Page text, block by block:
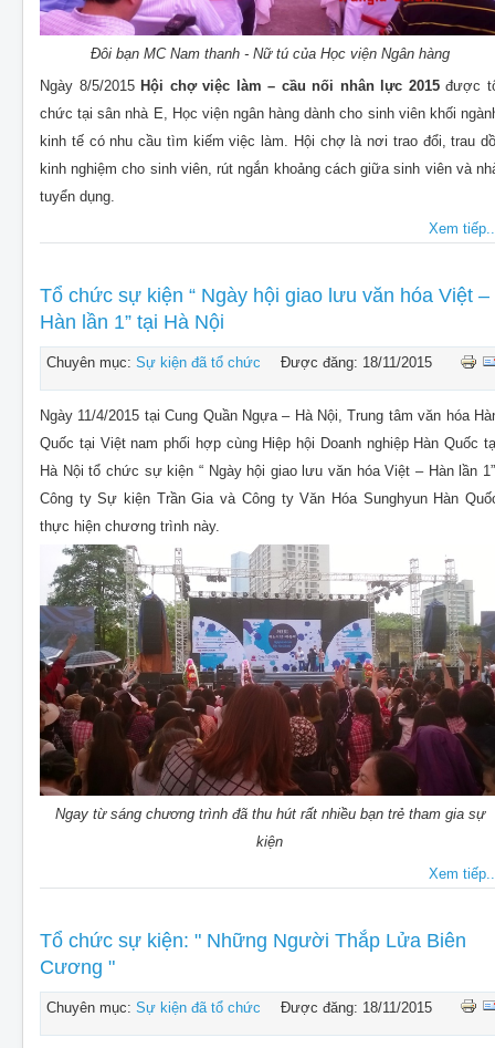
Đôi bạn MC Nam thanh - Nữ tú của Học viện Ngân hàng
Ngày 8/5/2015Hội chợ việc làm – cầu nối nhân lực 2015được
chức tại sân nhà E, Học viện ngân hàng dành cho sinh viên khối
kinh tế có nhu cầu tìm kiếm việc làm. Hội chợ là nơi trao đổi, trau
kinh nghiệm cho sinh viên, rút ngắn khoảng cách giữa sinh viên và
tuyển dụng.
Xem
Tổ chức sự kiện “ Ngày hội giao lưu văn hóa Việt –
Hàn lần 1” tại Hà Nội
Chuyên mục: Sự kiện đã tổ chức Được đăng: 18/11/2015
Ngày 11/4/2015 tại Cung Quần Ngựa – Hà Nội, Trung tâm văn hóa
Quốc tại Việt nam phối hợp cùng Hiệp hội Doanh nghiệp Hàn Quốc
Hà Nội tổ chức sự kiện “ Ngày hội giao lưu văn hóa Việt – Hàn lần
Công ty Sự kiện Trần Gia và Công ty Văn Hóa Sunghyun Hàn
thực hiện chương trình này.
Ngay từ sáng chương trình đã thu hút rất nhiều bạn trẻ tham gia sự
kiện
Xem
Tổ chức sự kiện: " Những Người Thắp Lửa Biên
Cương "
Chuyên mục: Sự kiện đã tổ chức Được đăng: 18/11/2015